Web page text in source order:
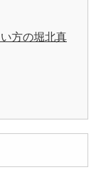
方の堀北真